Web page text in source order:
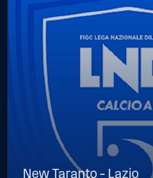
New Taranto – Lazio